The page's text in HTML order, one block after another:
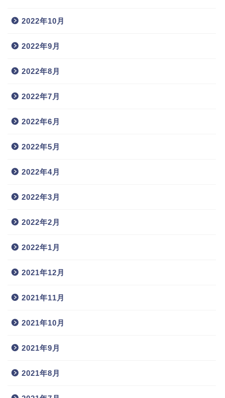
2022年10月
2022年9月
2022年8月
2022年7月
2022年6月
2022年5月
2022年4月
2022年3月
2022年2月
2022年1月
2021年12月
2021年11月
2021年10月
2021年9月
2021年8月